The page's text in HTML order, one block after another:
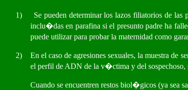
1)
Se pueden determinar los lazos filiatorios de
inclu�das en parafina si el presunto padre ha
puede utilizar para probar la maternidad como
2)
En el caso de agresiones sexuales, la muestra
el perfil de ADN de la v�ctima y del
Cuando se encuentren restos biol�gicos (ya sea